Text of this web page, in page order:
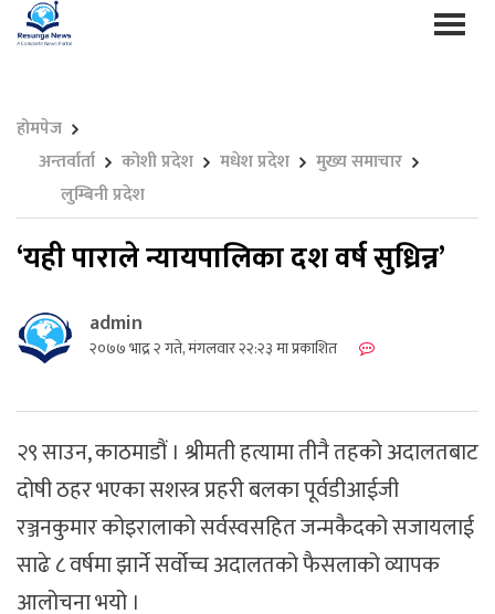
होमपेज
अन्तर्वार्ता
कोशी प्रदेश मधेश प्रदेश
मुख्य समाचार
लुम्बिनी प्रदेश
‘यही पाराले न्यायपालिका दश वर्ष सुध्रिन्न’
admin
२०७७ भाद्र २ गते, मंगलवार २२:२३ मा प्रकाशित
२९ साउन, काठमाडौं । श्रीमती हत्यामा तीनै तहको अदालतबाट
दोषी ठहर भएका सशस्त्र प्रहरी बलका पूर्वडीआईजी
रञ्जनकुमार कोइरालाको सर्वस्वसहित जन्मकैदको सजायलाई
साढे ८ वर्षमा झार्ने सर्वोच्च अदालतको फैसलाको व्यापक
आलोचना भयो ।